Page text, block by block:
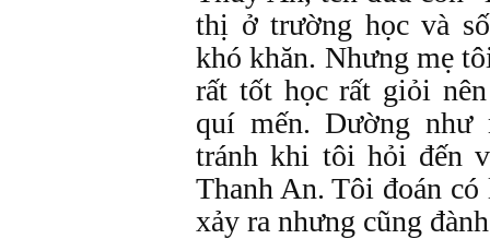
thị ở trường học và
khó khăn. Nhưng mẹ
rất tốt học rất giỏi
quí mến. Dường
tránh khi tôi hỏi đến
Thanh An. Tôi đoán
xảy ra nhưng cũng